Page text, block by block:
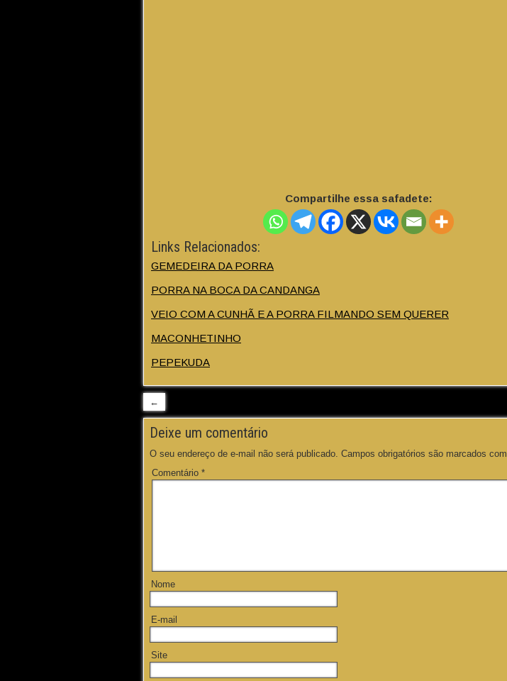
Compartilhe essa safadete:
Links Relacionados:
GEMEDEIRA DA PORRA
PORRA NA BOCA DA CANDANGA
VEIO COM A CUNHÃ E A PORRA FILMANDO SEM QUERER
MACONHETINHO
PEPEKUDA
←
Deixe um comentário
O seu endereço de e-mail não será publicado. Campos obrigatórios são marcados com
Comentário *
Nome
E-mail
Site